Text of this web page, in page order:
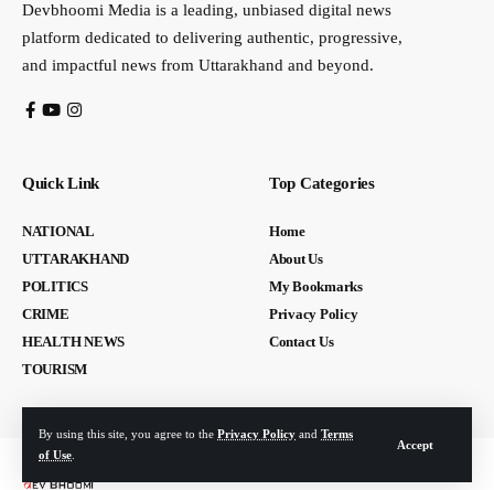
By using this site, you agree to the Privacy Policy and Terms
of Use
Accept
Devbhoomi Media is a leading, unbiased digital news
platform dedicated to delivering authentic, progressive,
and impactful news from Uttarakhand and beyond.
Quick Link
NATIONAL
UTTARAKHAND
POLITICS
CRIME
HEALTH NEWS
TOURISM
Top Categories
Home
About Us
My Bookmarks
Privacy Policy
Contact Us